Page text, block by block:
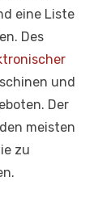
eine Liste
Des
und
Der
meisten
zu